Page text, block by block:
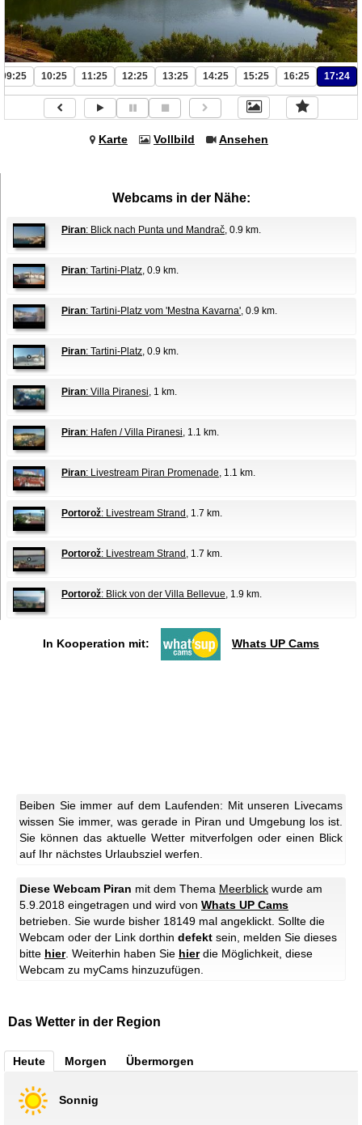
09:25 10:25 11:25 12:25 13:25 14:25 15:25 16:25 17:24
Karte Vollbild Ansehen
Webcams in der Nähe:
Piran: Blick nach Punta und Mandrač, 0.9 km.
Piran: Tartini-Platz, 0.9 km.
Piran: Tartini-Platz vom 'Mestna Kavarna', 0.9 km.
Piran: Tartini-Platz, 0.9 km.
Piran: Villa Piranesi, 1 km.
Piran: Hafen / Villa Piranesi, 1.1 km.
Piran: Livestream Piran Promenade, 1.1 km.
Portorož: Livestream Strand , 1.7 km.
Portorož: Livestream Strand , 1.7 km.
Portorož: Blick von der Villa Bellevue, 1.9 km.
In Kooperation mit: Whats UP Cams
Beiben Sie immer auf dem Laufenden: Mit unseren Livecams
wissen Sie immer, was gerade in Piran und Umgebung los ist.
Sie können das aktuelle Wetter mitverfolgen oder einen Blick
auf Ihr nächstes Urlaubsziel werfen.
Diese Webcam Piran mit dem Thema Meerblick wurde am
5.9.2018 eingetragen und wird von Whats UP Cams
betrieben. Sie wurde bisher 18149 mal angeklickt. Sollte die
Webcam oder der Link dorthin defekt sein, melden Sie dieses
bitte hier. Weiterhin haben Sie hierdie Möglichkeit, diese
Webcam zu myCams hinzuzufügen.
Das Wetter in der Region
Heute Morgen Übermorgen
Sonnig